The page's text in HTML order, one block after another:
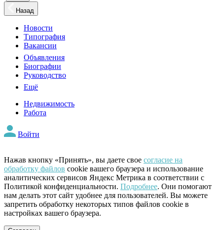
Назад
Новости
Типография
Вакансии
Объявления
Биографии
Руководство
Ещё
Недвижимость
Работа
Войти
Нажав кнопку «Принять», вы даете свое согласие на
обработку файлов cookie вашего браузера и использование
аналитических сервисов Яндекс Метрика в соответствии с
Политикой конфиденциальности. Подробнее. Они помогают
нам делать этот сайт удобнее для пользователей. Вы можете
запретить обработку некоторых типов файлов cookie в
настройках вашего браузера.